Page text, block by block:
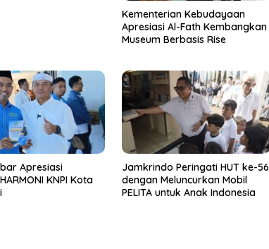
Kementerian Kebudayaan
Apresiasi Al-Fath Kembangkan
Museum Berbasis Rise
Apresiasi
KNPI Kota
Jamkrindo Peringati HUT ke-56
dengan Meluncurkan Mobil
PELITA untuk Anak Indonesia